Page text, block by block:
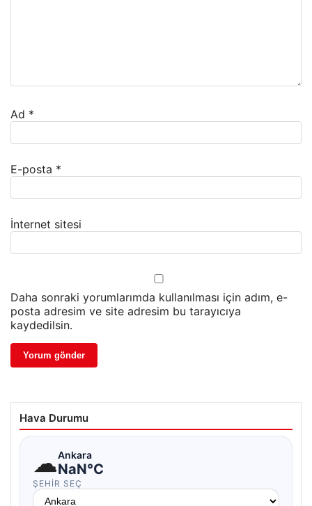
Ad *
E-posta *
İnternet sitesi
Daha sonraki yorumlarımda kullanılması için adım, e-
posta adresim ve site adresim bu tarayıcıya
kaydedilsin.
Hava Durumu
☁Ankara
NaN°C
ŞEHIR SEÇ